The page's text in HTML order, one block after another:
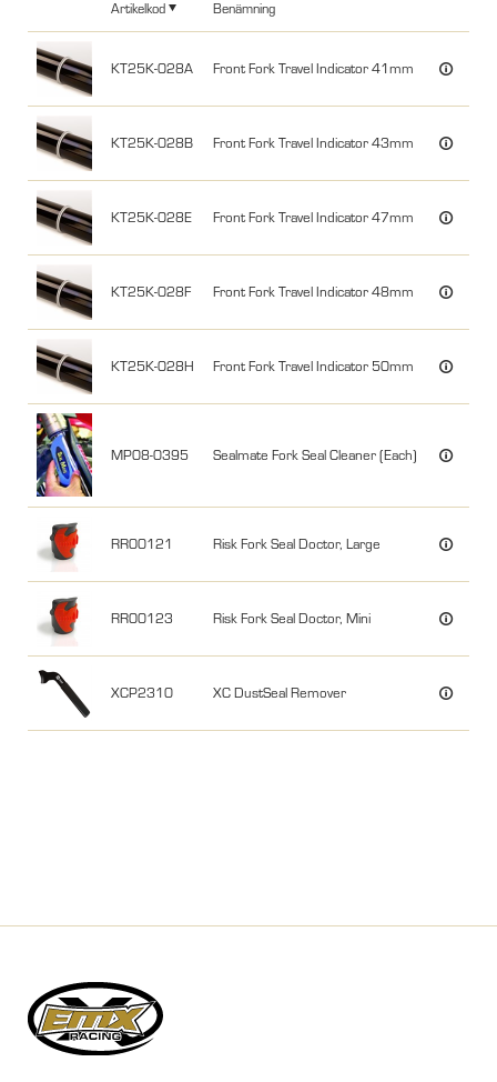
Artikelkod Benämning
KT25K-028A Front Fork Travel Indicator 41mm
KT25K-028B Front Fork Travel Indicator 43mm
KT25K-028E Front Fork Travel Indicator 47mm
KT25K-028F Front Fork Travel Indicator 48mm
KT25K-028H Front Fork Travel Indicator 50mm
MP08-0395 Sealmate Fork Seal Cleaner (Each)
RR00121 Risk Fork Seal Doctor, Large
RR00123 Risk Fork Seal Doctor, Mini
XCP2310 XC DustSeal Remover